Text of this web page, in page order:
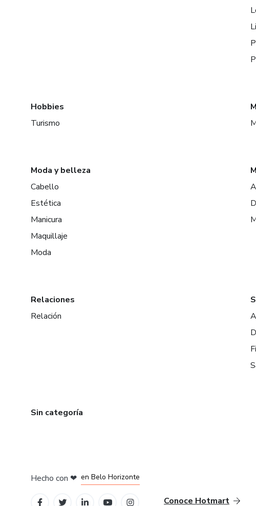
Hobbies
Turismo
Moda y belleza
Cabello
Estética
Manicura
Maquillaje
Moda
Relaciones
Relación
Sin categoría
Hecho con ❤ en Belo Horizonte
Conoce Hotmart